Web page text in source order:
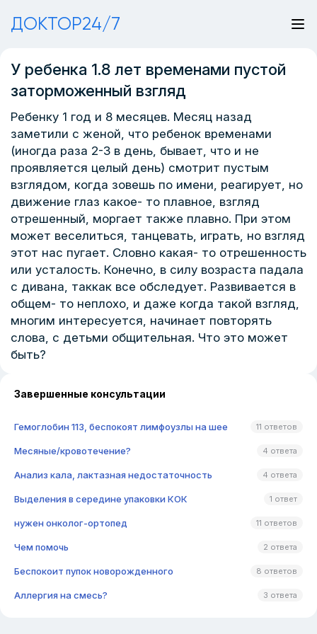
ДОКТОР24/7
У ребенка 1.8 лет временами пустой
заторможенный взгляд
Ребенку 1 год и 8 месяцев. Месяц назад
заметили с женой, что ребенок временами
(иногда раза 2-3 в день, бывает, что и не
проявляется целый день) смотрит пустым
взглядом, когда зовешь по имени, реагирует, но
движение глаз какое- то плавное, взгляд
отрешенный, моргает также плавно. При этом
может веселиться, танцевать, играть, но взгляд
этот нас пугает. Словно какая- то отрешенность
или усталость. Конечно, в силу возраста падала
с дивана, таккак все обследует. Развивается в
общем- то неплохо, и даже когда такой взгляд,
многим интересуется, начинает повторять
слова, с детьми общительная. Что это может
быть?
Завершенные консультации
Гемоглобин 113, беспокоят лимфоузлы на шее 11 ответов
Месяные/кровотечение? 4 ответа
Анализ кала, лактазная недостаточность 4 ответа
Выделения в середине упаковки КОК 1 ответ
нужен онколог-ортопед 11 ответов
Чем помочь 2 ответа
Беспокоит пупок новорожденного 8 ответов
Аллергия на смесь? 3 ответа